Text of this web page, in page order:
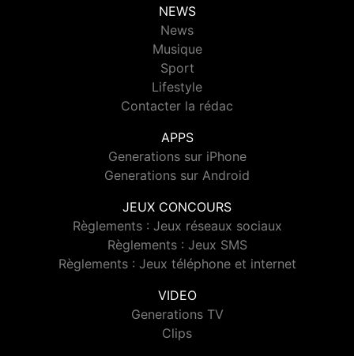
NEWS
News
Musique
Sport
Lifestyle
Contacter la rédac
APPS
Generations sur iPhone
Generations sur Android
JEUX CONCOURS
Règlements : Jeux réseaux sociaux
Règlements : Jeux SMS
Règlements : Jeux téléphone et internet
VIDEO
Generations TV
Clips